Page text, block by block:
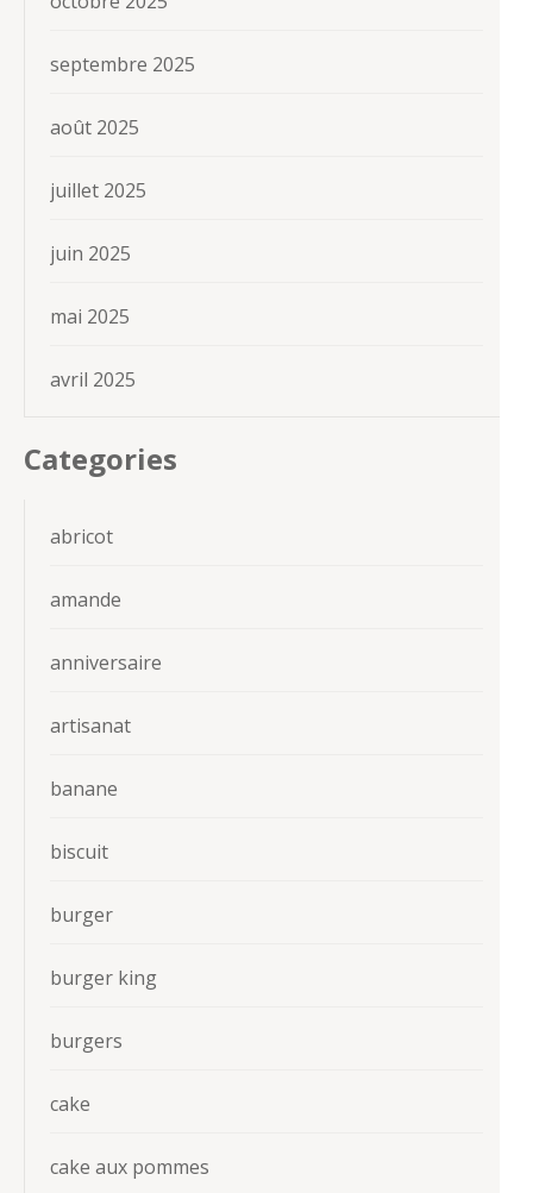
septembre 2025
août 2025
juillet 2025
juin 2025
mai 2025
avril 2025
Categories
abricot
amande
anniversaire
artisanat
banane
biscuit
burger
burger king
burgers
cake
cake aux pommes